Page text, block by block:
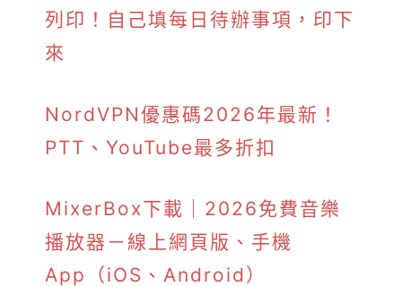
列印！自己填每日待辦事項，印下
來
NordVPN優惠碼2026年最新！
PTT、YouTube最多折扣
MixerBox下載｜2026免費音樂
播放器－線上網頁版、手機
App（iOS、Android）